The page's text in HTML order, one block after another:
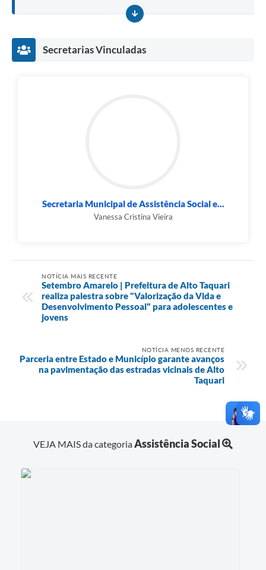
Secretarias Vinculadas
Secretaria Municipal de Assistência Social e...
Vanessa Cristina Vieira
NOTÍCIA MAIS RECENTE
Setembro Amarelo | Prefeitura de Alto Taquari
realiza palestra sobre "Valorização da Vida e
Desenvolvimento Pessoal" para adolescentes e
jovens
NOTÍCIA MENOS RECENTE
Parceria entre Estado e Município garante avanços
na pavimentação das estradas vicinais de Alto
Taquari
VEJA MAIS da categoriaAssistência Social